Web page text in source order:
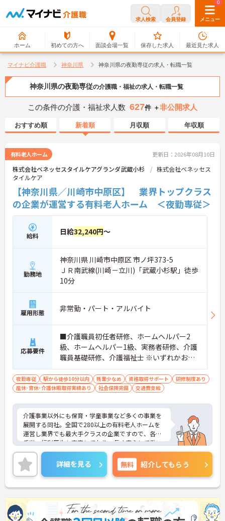
求人検索 会員登録 メニュー
ホーム 初めての方へ 面談会場一覧
0
保存した求人
0
最近見た求人
マイナビ介護職 神奈川県 神奈川県の夜勤専従の求人・転職一覧
神奈川県の夜勤専従の介護職・福祉の求人・転職一覧
この条件の介護・福祉求人数 627件 ＋非公開求人
おすすめ順 新着順 月収順 年収順
有料老人ホーム 更新日：2026年08月10日
株式会社ベネッセスタイルケアグランダ武蔵小杉
株式会社ベネッセス
タイルケア
【神奈川県／川崎市中原区】 業界トップクラス
の企業が運営する有料老人ホーム ＜夜勤専従＞
給料 日給32,240円～
勤務地
神奈川県 川崎市中原区 市ノ坪373-5
ＪＲ南武線(川崎－立川)「武蔵小杉駅」徒歩
10分
雇用形態 非常勤・パート・アルバイト
応募要件
■介護職員初任者研修、ホームヘルパー2
級、ホームヘルパー1級、実務者研修、介護
職員基礎研修、介護福祉士 ※いずれかお持
ちの方 ※資格をお持ちでない方も相談可
夜勤専従 駅から徒歩10分以内 残業少なめ 資格取得サポート
研修制度あり
産休･育休･介護休暇取得実績あり
社会保険完備 交通費支給
介護事業以外にも保育・学童事業など多くの事業を
展開する同社。全国で280以上の有料老人ホームを
運営し業界でも最大手クラスの企業ですので、各種
手当、福利厚生も充実しており、長く安心して働い
ていただける環境です。ご興味ある方には、面接対
策ポイントなど、さらに詳細をお話しいたしますの
でお気軽にご相談ください。
詳細を見る 無料 紹介してもらう